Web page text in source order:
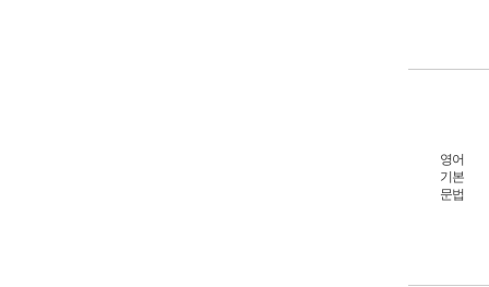
영어
기본
문법